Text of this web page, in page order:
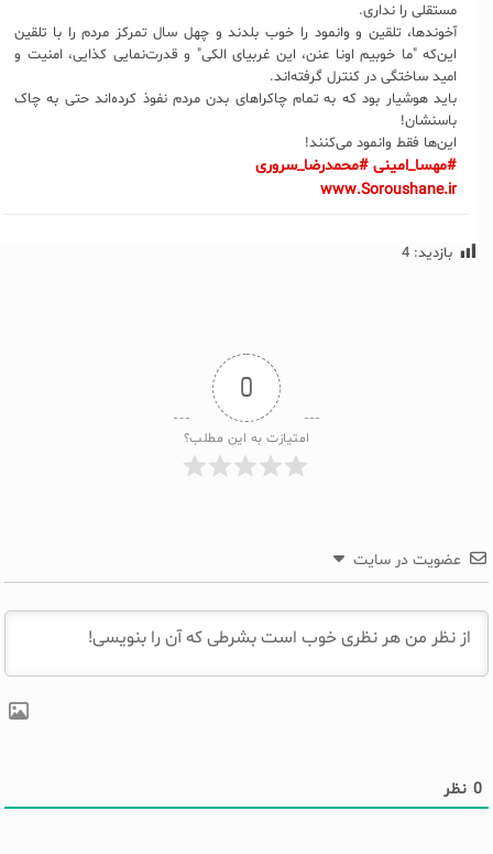
مستقلی را نداری.
آخوندها، تلقین و وانمود را خوب بلدند و چهل سال تمرکز مردم را با تلقین
این‌که "ما خوبیم اونا عنن، این غربیای الکی" و قدرت‌نمایی کذایی، امنیت و
امید ساختگی در کنترل گرفته‌اند.
باید هوشیار بود که به تمام چاکراهای بدن مردم نفوذ کرده‌اند حتی به چاک
باسنشان!
این‌ها فقط وانمود می‌کنند!
#مهسا_امینی #محمدرضا_سروری
www.Soroushane.ir
بازدید: 4
0
امتیازت به این مطلب؟
عضویت در سایت
0 نظر